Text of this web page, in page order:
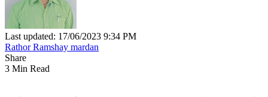
Last updated: 17/06/2023 9:34 PM
Rathor Ramshay mardan
Share
3 Min Read